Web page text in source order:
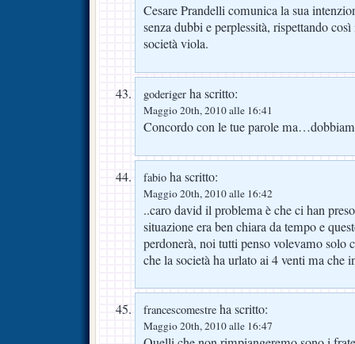
Cesare Prandelli comunica la sua
senza dubbi e perplessità, rispettando
società viola.
goderiger ha scritto:
Maggio 20th, 2010 alle 16:41
Concordo con le tue parole
fabio ha scritto:
Maggio 20th, 2010 alle 16:42
..caro david il problema è che ci han
situazione era ben chiara da tempo e
perdonerà, noi tutti penso volevamo solo
che la società ha urlato ai 4 venti ma che
francescomestre ha scritto:
Maggio 20th, 2010 alle 16:47